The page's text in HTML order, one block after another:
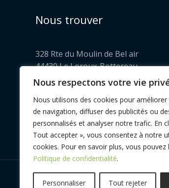
Nous respectons votre vie
Nous utilisons des cookies pour
de navigation, diffuser des publicités ou
personnalisés et analyser notre trafic. En
Tout accepter », vous consentez à notre
cookies. Pour en savoir plus, vous pouvez
Politique de confidentialité.
Personnaliser Tout rejeter
Nous trouver
328 Rte du Moulin de Bel air
44430 Le Loroux-Bottereau
---
Ouvert le jeudi et vendredi
De 16h30 à 19h00
COPYRIGHT © 2026 | LES LÉGUMES